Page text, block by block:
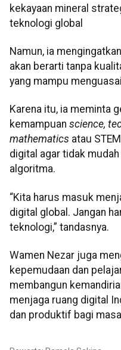
kekayaan mineral
teknologi global
Namun, ia
akan berarti tanpa
yang mampu
Karena itu, ia meminta
kemampuan science,
mathematics atau
digital agar tidak
algoritma.
“Kita harus masuk
digital global. Jangan
teknologi,” tandasnya.
Wamen Nezar juga
kepemudaan dan
membangun
menjaga ruang digital
dan produktif bagi